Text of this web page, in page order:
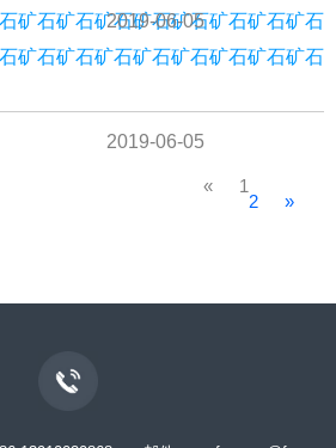
矿石矿石矿石矿石矿石矿石矿石矿石
矿石矿石矿石矿石矿石矿石矿石矿石
2019-06-05
2019-06-05
« 1
2 »